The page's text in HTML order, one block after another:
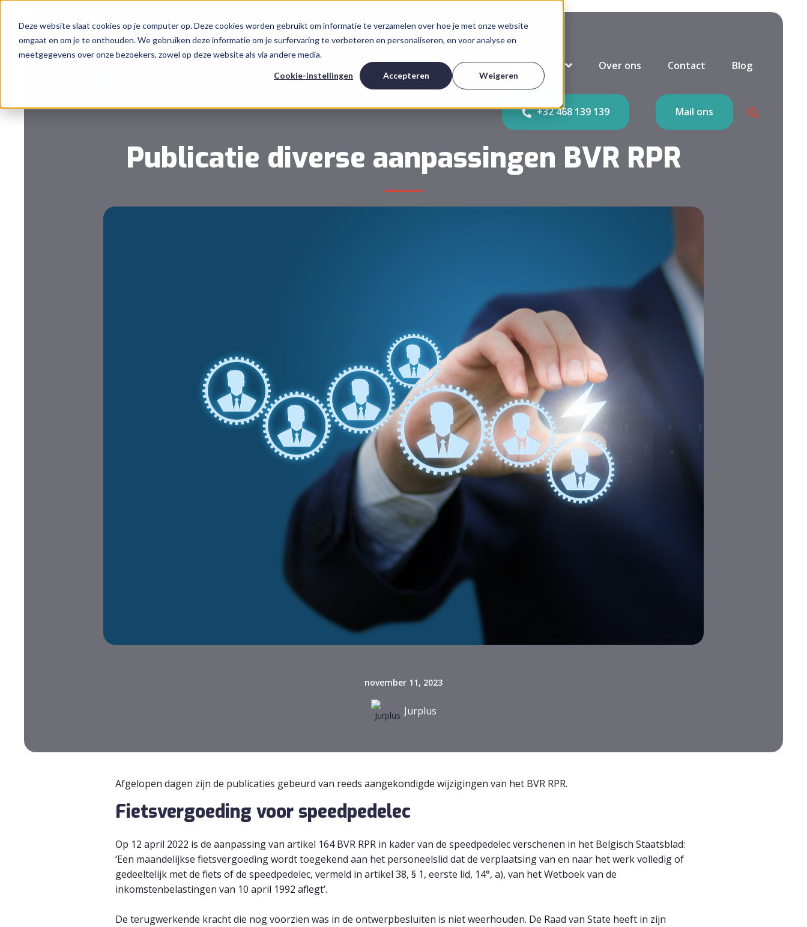
Deze website slaat cookies op je computer op. Deze cookies worden gebruikt om informatie te verzamelen over hoe je met onze website
omgaat en om je te onthouden. We gebruiken deze informatie om je surfervaring te verbeteren en personaliseren, en voor analyse en
meetgegevens over onze bezoekers, zowel op deze website als via andere media.
Cookie-instellingen Accepteren Weigeren
Home Diensten Opleidingen Over ons Contact Blog
+32 468 139 139 Mail ons
Publicatie diverse aanpassingen BVR RPR
november 11, 2023
Jurplus
Afgelopen dagen zijn de publicaties gebeurd van reeds aangekondigde wijzigingen van het BVR RPR.
Fietsvergoeding voor speedpedelec
Op 12 april 2022 is de aanpassing van artikel 164 BVR RPR in kader van de speedpedelec verschenen in het Belgisch Staatsblad:
‘Een maandelijkse fietsvergoeding wordt toegekend aan het personeelslid dat de verplaatsing van en naar het werk volledig of
gedeeltelijk met de fiets of de speedpedelec, vermeld in artikel 38, § 1, eerste lid, 14°, a), van het Wetboek van de
inkomstenbelastingen van 10 april 1992 aflegt’.
De terugwerkende kracht die nog voorzien was in de ontwerpbesluiten is niet weerhouden. De Raad van State heeft in zijn